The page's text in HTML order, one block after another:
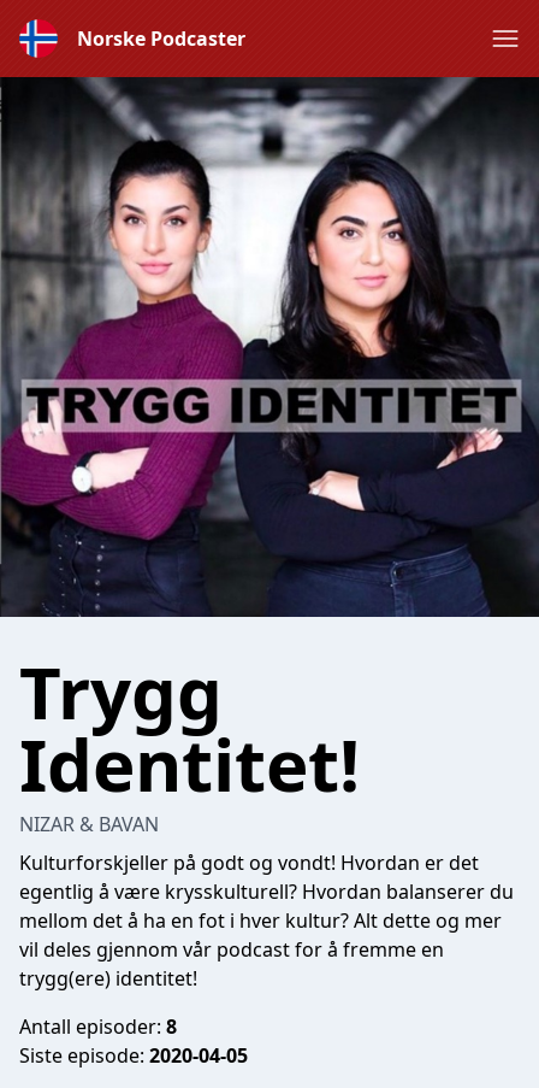
Norske Podcaster
Trygg
Identitet!
NIZAR & BAVAN
Kulturforskjeller på godt og vondt! Hvordan er det
egentlig å være krysskulturell? Hvordan balanserer du
mellom det å ha en fot i hver kultur? Alt dette og mer
vil deles gjennom vår podcast for å fremme en
trygg(ere) identitet!
Antall episoder: 8
Siste episode: 2020-04-05